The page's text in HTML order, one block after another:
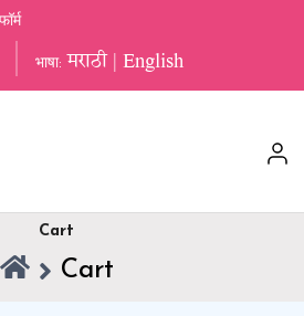
भाषा: मराठी| English
Cart
Cart